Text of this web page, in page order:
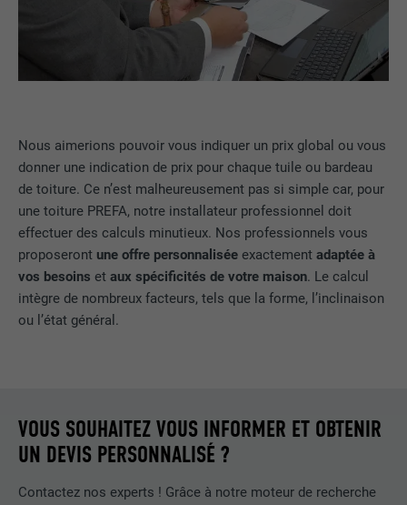
Nous aimerions pouvoir vous indiquer un prix global ou vous
donner une indication de prix pour chaque tuile ou bardeau
de toiture. Ce n’est malheureusement pas si simple car, pour
une toiture PREFA, notre installateur professionnel doit
effectuer des calculs minutieux. Nos professionnels vous
proposeront une offre personnalisée exactementadaptée à
vos besoins et aux spécificités de votre maison. Le calcul
intègre de nombreux facteurs, tels que la forme, l’inclinaison
ou l’état général.
VOUS SOUHAITEZ VOUS INFORMER ET OBTENIR
UN DEVIS PERSONNALISÉ ?
Contactez nos experts ! Grâce à notre moteur de recherche